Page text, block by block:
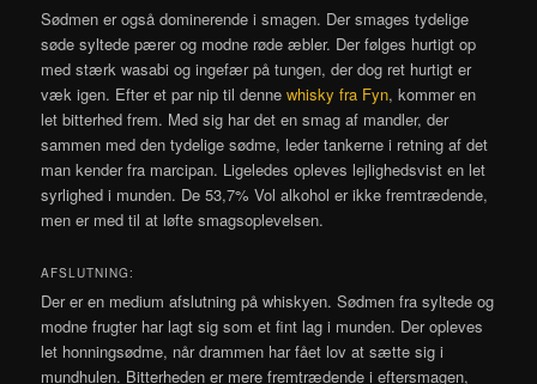
Sødmen er også dominerende i smagen. Der smages tydelige
søde syltede pærer og modne røde æbler. Der følges hurtigt op
med stærk wasabi og ingefær på tungen, der dog ret hurtigt er
væk igen. Efter et par nip til dennewhisky fra Fyn, kommer en
let bitterhed frem. Med sig har det en smag af mandler, der
sammen med den tydelige sødme, leder tankerne i retning af det
man kender fra marcipan. Ligeledes opleves lejlighedsvist en let
syrlighed i munden. De 53,7% Vol alkohol er ikke fremtrædende,
men er med til at løfte smagsoplevelsen.
AFSLUTNING:
Der er en medium afslutning på whiskyen. Sødmen fra syltede og
modne frugter har lagt sig som et fint lag i munden. Der opleves
let honningsødme, når drammen har fået lov at sætte sig i
mundhulen. Bitterheden er mere fremtrædende i eftersmagen,